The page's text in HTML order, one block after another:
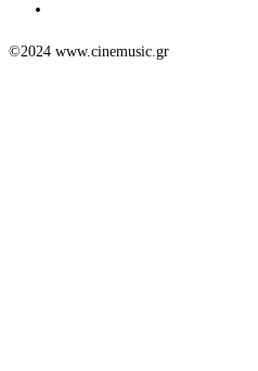
©2024 www.cinemusic.gr